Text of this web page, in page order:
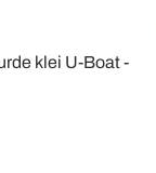
klei U-Boat -